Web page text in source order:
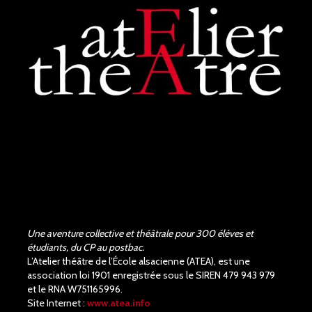
les acteurs et la...
voir plus
Judith Aubry.
Bravo !!! Que de bons
acteurs !! Quel beau travail.
Un Richard III de très bonne
qualité.
Une aventure collective et théâtrale pour 300 élèves et
étudiants, du CP au postbac.
L’Atelier théâtre de l’École alsacienne (ATEA), est une
association loi 1901 enregistrée sous le SIREN 479 943 979
et le RNA W751165996.
Site Internet : www.atea.info